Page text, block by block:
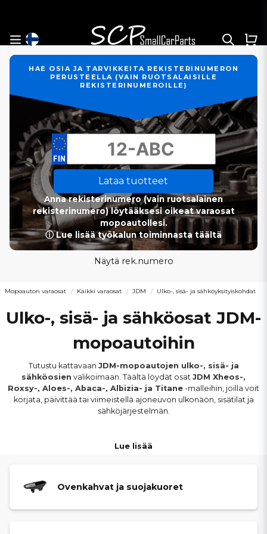
HAE OSIA JA TARVIKKEITA REKISTERINUMERON
PERUSTEELLA (VAIN RUOTSALAISILLE
REKISTERINUMEROILLE)
Lataa tuotteet
Anna rekisterinumero (vain ruotsalainen
rekisterinumero) löytääksesi oikeat varaosat
mopoautollesi.
ⓘ Lue lisää työkalun toiminnasta täältä
Näytä rek.numero
Mopoauton varaosat Kaikki varaosat JDM Ulko-, sisä- ja sähköyksityiskohdat
Ulko-, sisä- ja sähköosat JDM-
mopoautoihin
Tutustu kattavaan JDM-mopoautojen ulko-, sisä- ja
sähköosien valikoimaan. Täältä löydät osat JDM Xheos-,
Roxsy-, Aloes-, Abaca-, Albizia- ja Titane -malleihin, joilla voit
korjata, päivittää tai viimeistellä ajoneuvon ulkonäön, sisätilat ja
sähköjärjestelmän.
suojakuoret, ikkunannostimet, pyyhkijänsulat, kaasujouset
toiminnan, hyvän käyttömukavuuden ja ajoturvallisuuden
Lue lisää
Ovenkahvat ja suojakuoret